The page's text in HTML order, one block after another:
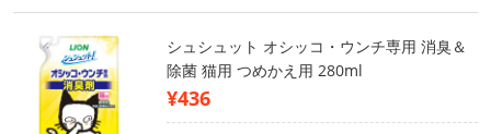
シュシュット オシッコ・ウンチ専用 消臭＆
除菌 猫用 つめかえ用 280ml
¥436